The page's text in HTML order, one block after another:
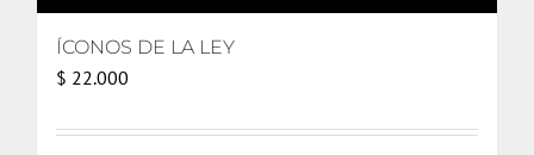
ÍCONOS DE LA LEY
$ 22.000